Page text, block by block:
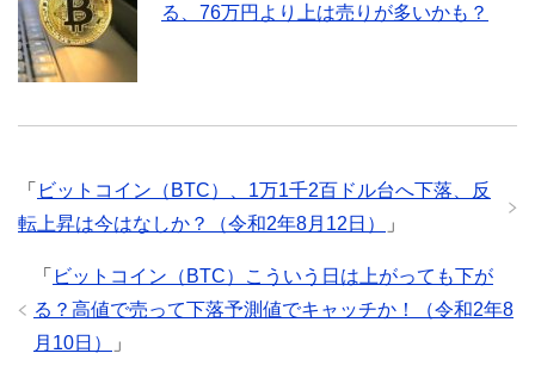
る、76万円より上は売りが多いかも？
「 ビットコイン（BTC）、1万1千2百ドル台へ下落、反
転上昇は今はなしか？（令和2年8月12日）
」
「 ビットコイン（BTC）こういう日は上がっても下が
る？高値で売って下落予測値でキャッチか！（令和2年8
月10日）
」